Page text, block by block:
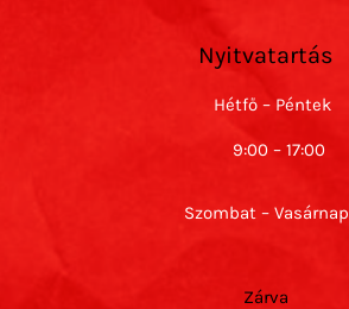
Nyitvatartás
Hétfő – Péntek
9:00 – 17:00
Szombat – Vasárnap
Zárva